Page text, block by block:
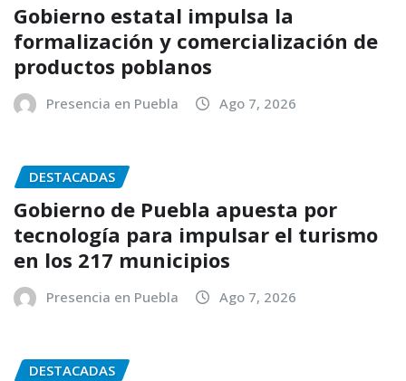
Gobierno estatal impulsa la
formalización y comercialización de
productos poblanos
Presencia en Puebla Ago 7, 2026
DESTACADAS
Gobierno de Puebla apuesta por
tecnología para impulsar el turismo
en los 217 municipios
Presencia en Puebla Ago 7, 2026
DESTACADAS